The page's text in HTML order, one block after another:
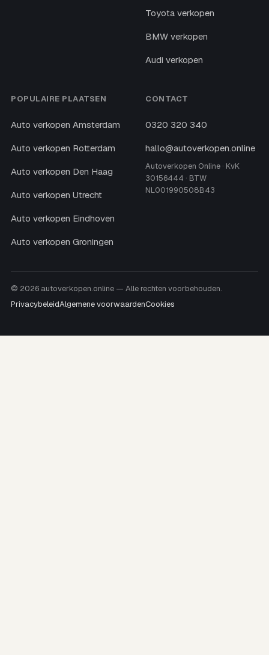
Toyota verkopen
BMW verkopen
Audi verkopen
POPULAIRE PLAATSEN
Auto verkopen Amsterdam
Auto verkopen Rotterdam
Auto verkopen Den Haag
Auto verkopen Utrecht
Auto verkopen Eindhoven
Auto verkopen Groningen
CONTACT
0320 320 340
hallo@autoverkopen.online
Autoverkopen Online · KvK
30156444 · BTW
NL001990508B43
© 2026 autoverkopen.online — Alle rechten voorbehouden.
PrivacybeleidAlgemene voorwaardenCookies